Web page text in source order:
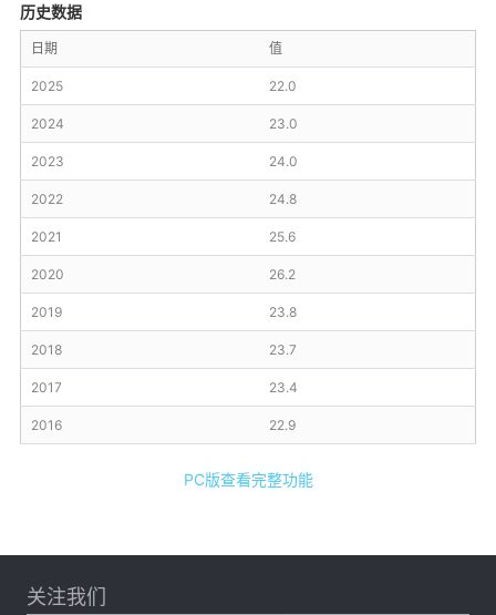
历史数据
日期 值
2025 22.0
2024 23.0
2023 24.0
2022 24.8
2021 25.6
2020 26.2
2019 23.8
2018 23.7
2017 23.4
2016 22.9
PC版查看完整功能
关注我们